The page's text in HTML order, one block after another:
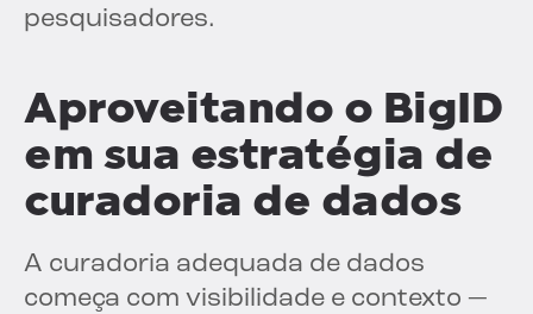
pesquisadores.
Aproveitando o BigID
em sua estratégia de
curadoria de dados
A curadoria adequada de dados
começa com visibilidade e contexto —